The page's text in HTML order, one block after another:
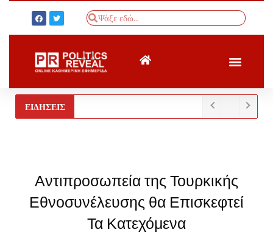
ΕΙΔΗΣΕΙΣ
Αντιπροσωπεία της Τουρκικής
Εθνοσυνέλευσης θα Επισκεφτεί
Τα Κατεχόμενα